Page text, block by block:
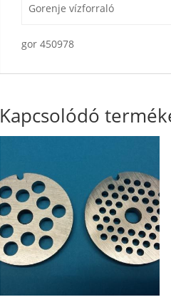
Gorenje vízforraló
gor 450978
Kapcsolódó